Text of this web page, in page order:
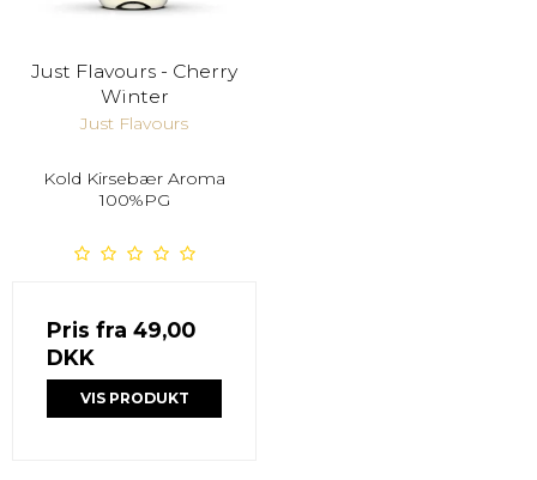
Just Flavours - Cherry
Winter
Just Flavours
Kold Kirsebær Aroma
100%PG
Pris fra 49,00
DKK
VIS PRODUKT